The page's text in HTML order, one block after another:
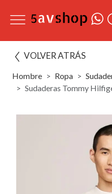
VOLVER ATRÁS
Hombre Ropa
Sudaderas Tommy